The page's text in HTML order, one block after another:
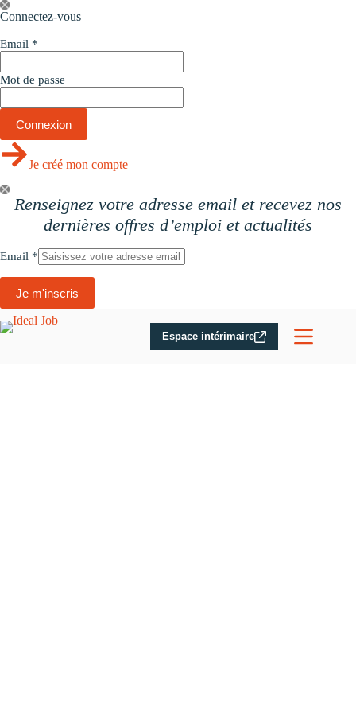
Passer
au
Connectez-vous
Email *
Mot de passe
Je créé mon compte
Renseignez votre adresse email et recevez nos
dernières offres d’emploi et actualités
Email *
Je m'inscris
Espace intérimaire